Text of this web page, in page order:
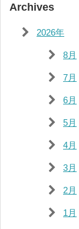
Archives
2026年
8月
7月
6月
5月
4月
3月
2月
1月